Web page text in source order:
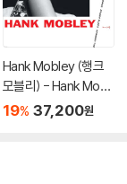
Hank Mobley (행크
모블리) - Hank Mobl
ey [LP]
19% 37,200원